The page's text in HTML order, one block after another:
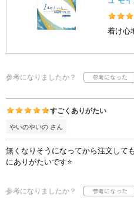
着け心
参考になりましたか？
すごくありがたい
やいのやいの さん
無くなりそうになってから注文して
にありがたいです⭐️
参考になりましたか？